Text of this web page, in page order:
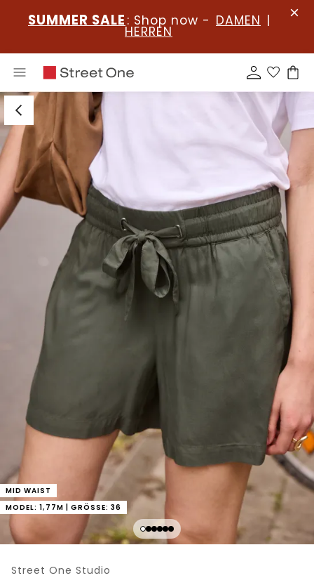
SUMMER SALE : Shop now - DAMEN |
HERREN
MID WAIST
MODEL: 1,77M | GRÖSSE: 36
Street One Studio